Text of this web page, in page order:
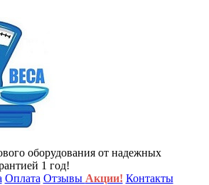
оборудования от надежных
1 год!
Оплата Отзывы Акции! Контакты